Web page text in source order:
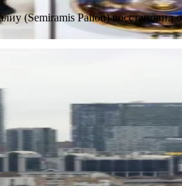
(Semiramis Paliou)